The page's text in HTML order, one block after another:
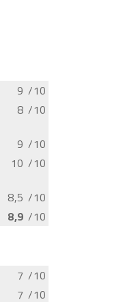
9 /10
8 /10
9 /10
10 /10
8,5 /10
8,9 /10
7 /10
7 /10